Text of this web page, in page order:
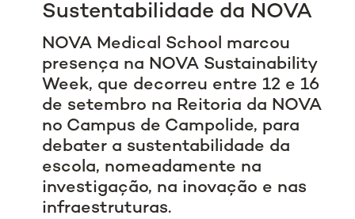
Sustentabilidade da NOVA
NOVA Medical School marcou
presença na NOVA Sustainability
Week, que decorreu entre 12 e 16
de setembro na Reitoria da NOVA
no Campus de Campolide, para
debater a sustentabilidade da
escola, nomeadamente na
investigação, na inovação e nas
infraestruturas.